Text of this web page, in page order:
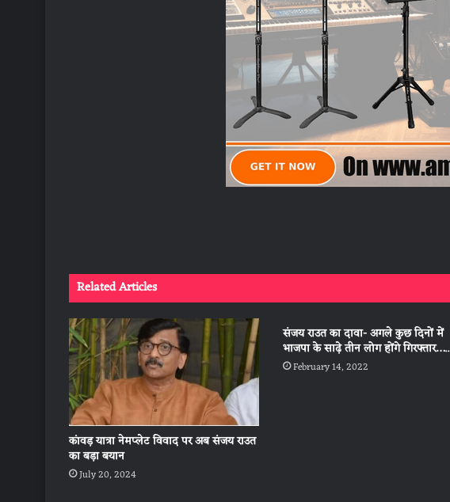
Related Articles
कांवड़ यात्रा नेमप्लेट विवाद पर अब संजय राउत
का बड़ा बयान
July 20, 2024
संजय राउत का दावा- अगले कुछ दिनों में
भाजपा के साढ़े तीन लोग होंगे गिरफ्तार…..
February 14, 2022